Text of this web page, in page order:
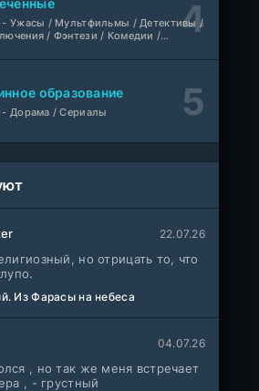
чародея
1-6 серия
Дубляж
- Ужасы / Мультфильмы / Детективы /
/ Фэнтези / Комедии /
образование
- Дорама / Сериалы
22.07.26
но отрицать то, что
Из Фарасы на небеса
04.07.26
, но так же меня встречает
, - грустный